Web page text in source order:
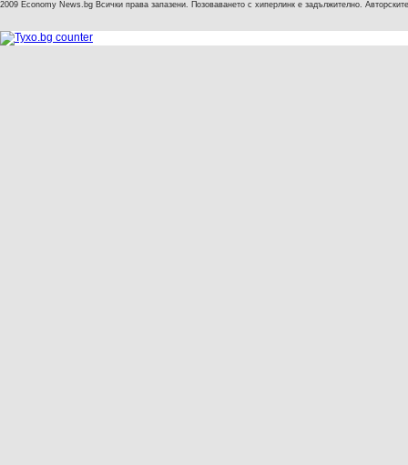
2009 Economy News.bg Всички права запазени. Позоваването с хиперлинк е задължително.